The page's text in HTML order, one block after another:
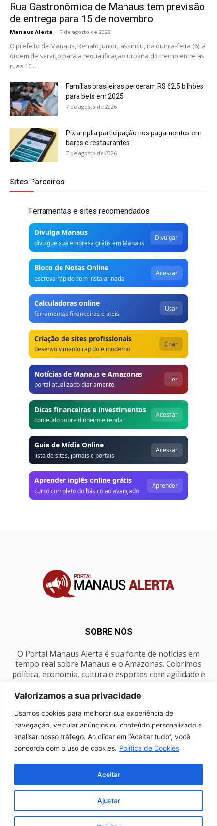
Valorizamos a sua privacidade
Usamos cookies para melhorar sua experiência de
navegação, veicular anúncios ou conteúdo personalizado e
analisar nosso tráfego. Ao clicar em “Aceitar tudo”, você
concorda com o uso de cookies. Política de Cookies
Ajustar
Aceitar
Rua Gastronômica de Manaus tem previsão
de entrega para 15 de novembro
Manaus Alerta - 7 de agosto de 2026
O prefeito de Manaus, Renato Junior, assinou, na quinta-feira (6), a
ordem de serviço para a requalificação urbana do trecho entre as
ruas 10...
Famílias brasileiras perderam R$ 62,5 bilhões
para bets em 2025
7 de agosto de 2026
Pix amplia participação nos pagamentos em
bares e restaurantes
7 de agosto de 2026
Sites Parceiros
Ferramentas e sites recomendados
Divulga Manaus
divulgue sua empresa grátis em Manaus
Divulgar
Bloco de Notas Online
escreva rápido sem instalar nada
Acessar
Calculadoras online
ferramentas financeiras e úteis
Usar
Criação de sites profissionais
desenvolvimento rápido e moderno
Criar
Notícias de Manaus e Amazonas
portal atualizado diariamente
Ler
Dicas financeiras e investimentos
conteúdo sobre dinheiro e renda
Acessar
Guia de Mídia Online
lista de sites, jornais e portais
Acessar
Aprender inglês online grátis
curso completo do básico ao avançado
Aprender
SOBRE NÓS
O Portal Manaus Alerta é sua fonte de notícias em
tempo real sobre Manaus e o Amazonas. Cobrimos
política, economia, cultura e esportes com agilidade e
SIGA-NOS
Fale conosco
Manaus Clima